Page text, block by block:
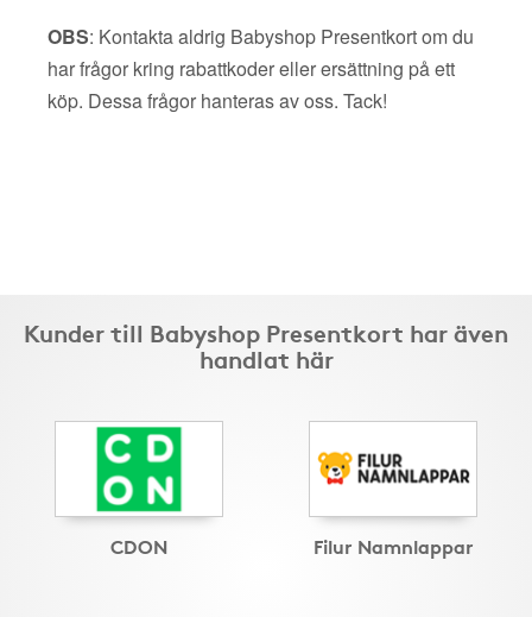
OBS: Kontakta aldrig Babyshop Presentkort om du
har frågor kring rabattkoder eller ersättning på ett
köp. Dessa frågor hanteras av oss. Tack!
Kunder till Babyshop Presentkort har även
handlat här
CDON Filur Namnlappar